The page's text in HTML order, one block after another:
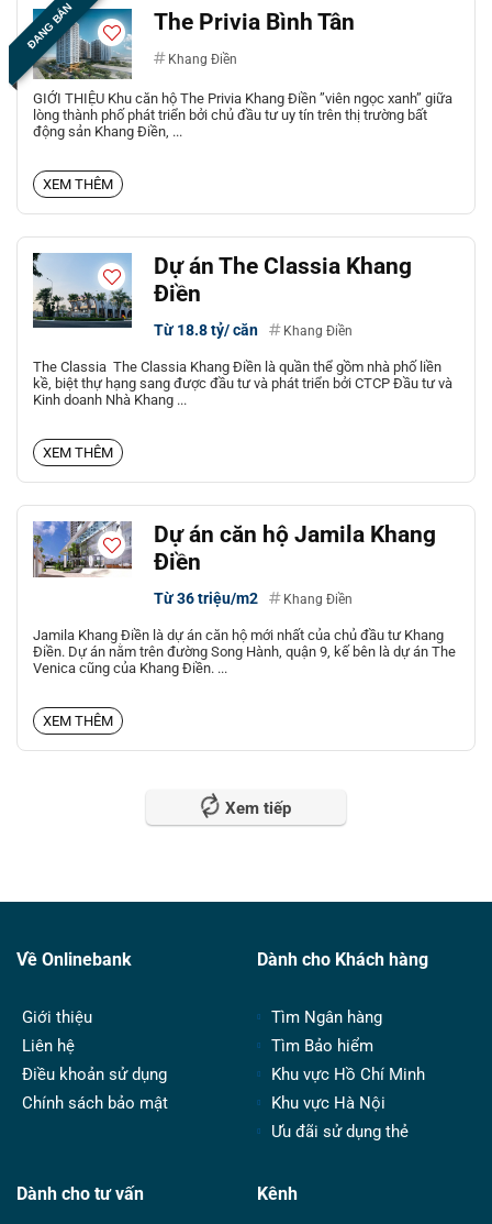
ĐANG BÁN The Privia Bình Tân
Khang Điền
GIỚI THIỆU Khu căn hộ The Privia Khang Điền ”viên ngọc xanh” giữa
lòng thành phố phát triển bởi chủ đầu tư uy tín trên thị trường bất
động sản Khang Điền, ...
XEM THÊM
Dự án The Classia Khang
Điền
Từ 18.8 tỷ/ căn Khang Điền
The Classia The Classia Khang Điền là quần thể gồm nhà phố liền
kề, biệt thự hạng sang được đầu tư và phát triển bởi CTCP Đầu tư và
Kinh doanh Nhà Khang ...
XEM THÊM
Dự án căn hộ Jamila Khang
Điền
Từ 36 triệu/m2 Khang Điền
Jamila Khang Điền là dự án căn hộ mới nhất của chủ đầu tư Khang
Điền. Dự án nằm trên đường Song Hành, quận 9, kế bên là dự án The
Venica cũng của Khang Điền. ...
XEM THÊM
Xem tiếp
Về Onlinebank
Giới thiệu
Liên hệ
Điều khoản sử dụng
Chính sách bảo mật
Dành cho Khách hàng
Tìm Ngân hàng
Tìm Bảo hiểm
Khu vực Hồ Chí Minh
Khu vực Hà Nội
Ưu đãi sử dụng thẻ
Dành cho tư vấn Kênh